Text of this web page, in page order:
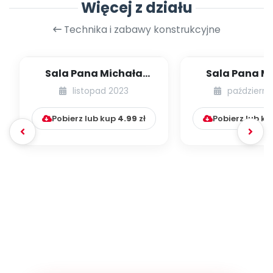
Więcej z działu
Technika i zabawy konstrukcyjne
Sala Pana Michała
[Patykowe zabawy]
listopad 2023
Pobierz lub kup 4.99 zł
Sala Pana
[Kulki nie
Pobierz lub